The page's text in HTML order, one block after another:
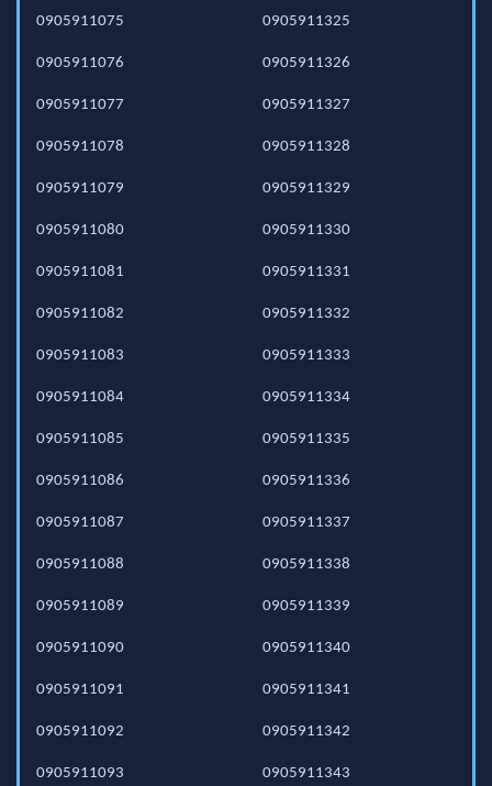
0905911075
0905911076
0905911077
0905911078
0905911079
0905911080
0905911081
0905911082
0905911083
0905911084
0905911085
0905911086
0905911087
0905911088
0905911089
0905911090
0905911091
0905911092
0905911093
0905911325
0905911326
0905911327
0905911328
0905911329
0905911330
0905911331
0905911332
0905911333
0905911334
0905911335
0905911336
0905911337
0905911338
0905911339
0905911340
0905911341
0905911342
0905911343